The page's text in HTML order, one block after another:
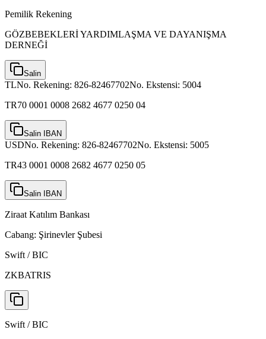
Pemilik Rekening
GÖZBEBEKLERİ YARDIMLAŞMA VE DAYANIŞMA
DERNEĞİ
Salin
TLNo. Rekening: 826-82467702No. Ekstensi: 5004
TR70 0001 0008 2682 4677 0250 04
Salin IBAN
USDNo. Rekening: 826-82467702No. Ekstensi: 5005
TR43 0001 0008 2682 4677 0250 05
Salin IBAN
Ziraat Katılım Bankası
Cabang: Şirinevler Şubesi
Swift / BIC
ZKBATRIS
Swift / BIC